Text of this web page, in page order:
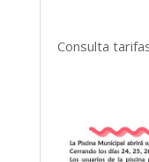
Consulta